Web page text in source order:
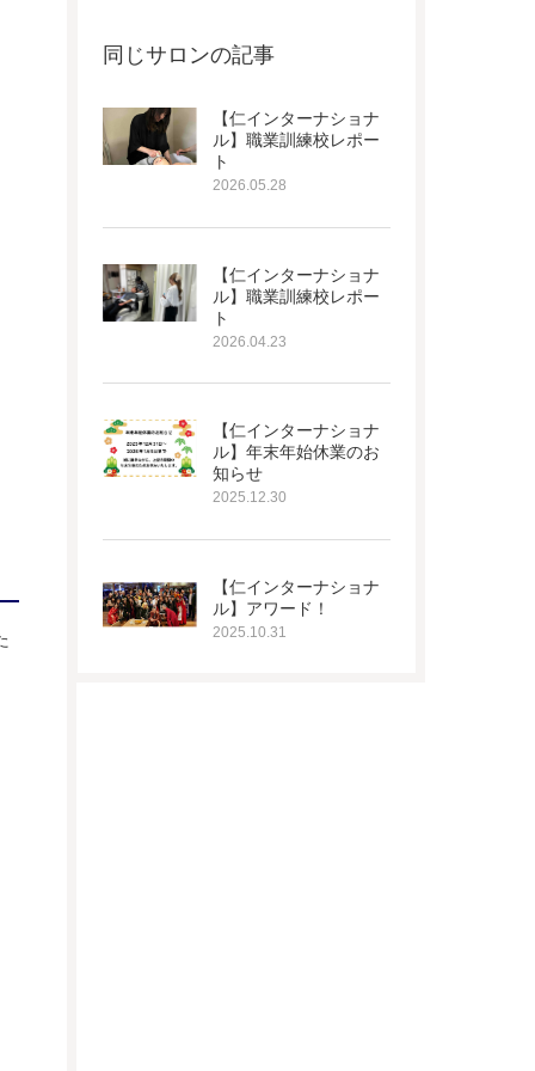
同じサロンの記事
【仁インターナショナ
ル】職業訓練校レポー
ト
2026.05.28
【仁インターナショナ
ル】職業訓練校レポー
ト
2026.04.23
【仁インターナショナ
ル】年末年始休業のお
知らせ
2025.12.30
【仁インターナショナ
ル】アワード！
2025.10.31